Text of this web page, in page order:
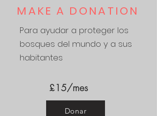
MAKE A DONATION
Para ayudar a proteger los
bosques del mundo y a sus
habitantes
£15/mes
Donar